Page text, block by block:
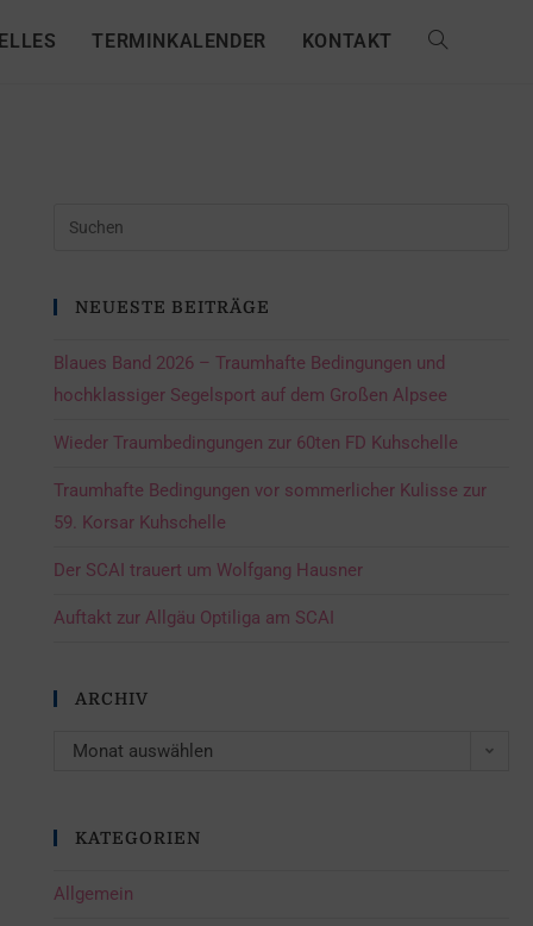
TERMINKALENDER KONTAKT
NEUESTE BEITRÄGE
Blaues Band 2026 – Traumhafte Bedingungen und
hochklassiger Segelsport auf dem Großen Alpsee
Wieder Traumbedingungen zur 60ten FD Kuhschelle
Traumhafte Bedingungen vor sommerlicher Kulisse zur
59. Korsar Kuhschelle
Der SCAI trauert um Wolfgang Hausner
Auftakt zur Allgäu Optiliga am SCAI
ARCHIV
Monat auswählen
KATEGORIEN
Allgemein